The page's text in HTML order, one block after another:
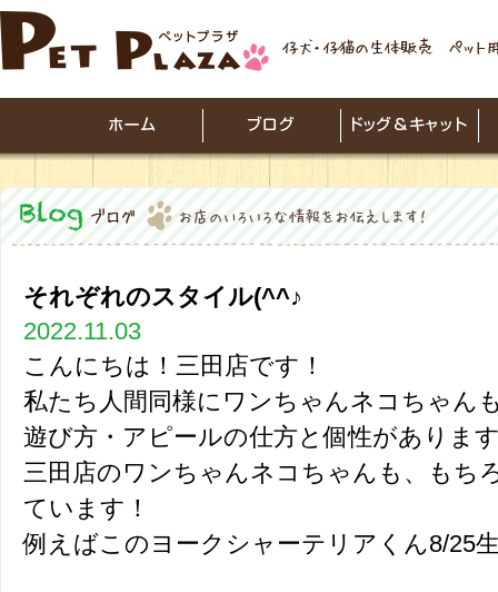
それぞれのスタイル(^^♪
2022.11.03
こんにちは！三田店です！
私たち人間同様にワンちゃんネコちゃん
遊び方・アピールの仕方と個性がありま
三田店のワンちゃんネコちゃんも、もち
ています！
例えばこのヨークシャーテリアくん8/25